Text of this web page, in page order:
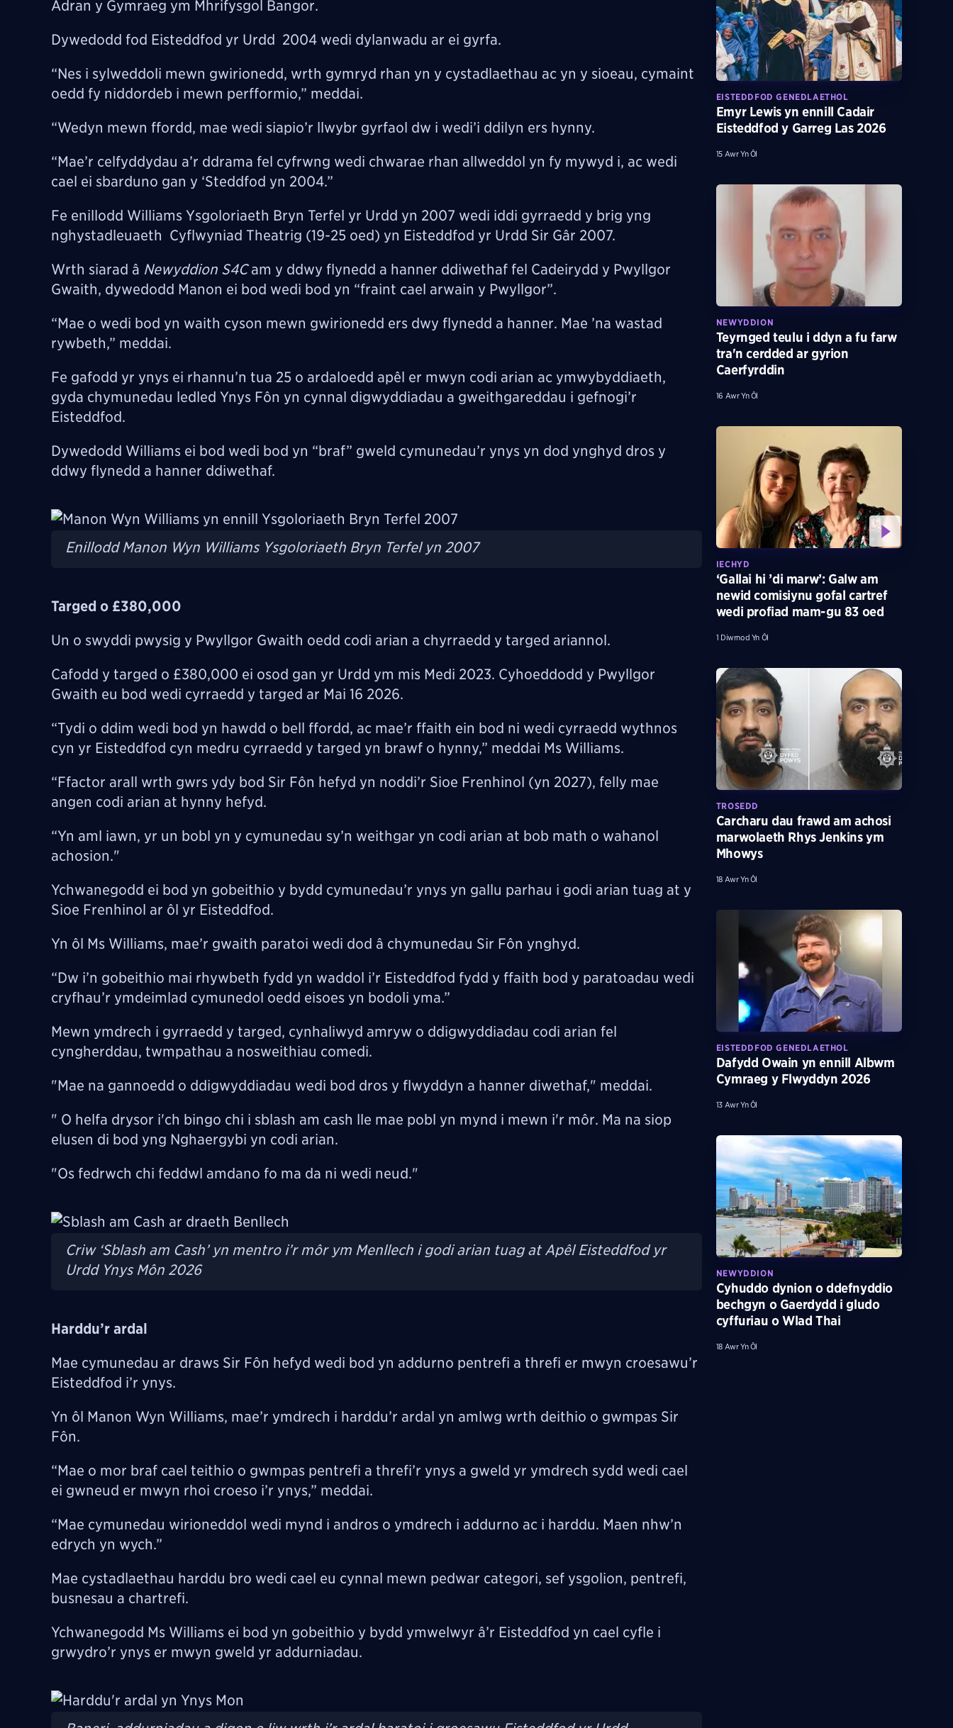
Adran y Gymraeg ym Mhrifysgol Bangor.
Dywedodd fod Eisteddfod yr Urdd 2004 wedi dylanwadu ar ei gyrfa.
“Nes i sylweddoli mewn gwirionedd, wrth gymryd rhan yn y cystadlaethau ac yn y sioeau, cymaint
oedd fy niddordeb i mewn perfformio,” meddai.
“Wedyn mewn ffordd, mae wedi siapio’r llwybr gyrfaol dw i wedi’i ddilyn ers hynny.
“Mae’r celfyddydau a’r ddrama fel cyfrwng wedi chwarae rhan allweddol yn fy mywyd i, ac wedi
cael ei sbarduno gan y ‘Steddfod yn 2004.”
Fe enillodd Williams Ysgoloriaeth Bryn Terfel yr Urdd yn 2007 wedi iddi gyrraedd y brig yng
nghystadleuaeth Cyflwyniad Theatrig (19-25 oed) yn Eisteddfod yr Urdd Sir Gâr 2007.
Wrth siarad â Newyddion S4Cam y ddwy flynedd a hanner ddiwethaf fel Cadeirydd y Pwyllgor
Gwaith, dywedodd Manon ei bod wedi bod yn “fraint cael arwain y Pwyllgor”.
“Mae o wedi bod yn waith cyson mewn gwirionedd ers dwy flynedd a hanner. Mae ’na wastad
rywbeth,” meddai.
Fe gafodd yr ynys ei rhannu’n tua 25 o ardaloedd apêl er mwyn codi arian ac ymwybyddiaeth,
gyda chymunedau ledled Ynys Fôn yn cynnal digwyddiadau a gweithgareddau i gefnogi’r
Eisteddfod.
Dywedodd Williams ei bod wedi bod yn “braf” gweld cymunedau’r ynys yn dod ynghyd dros y
ddwy flynedd a hanner ddiwethaf.
Image
Enillodd Manon Wyn Williams Ysgoloriaeth Bryn Terfel yn 2007
Targed o £380,000
Un o swyddi pwysig y Pwyllgor Gwaith oedd codi arian a chyrraedd y targed ariannol.
Cafodd y targed o £380,000 ei osod gan yr Urdd ym mis Medi 2023. Cyhoeddodd y Pwyllgor
Gwaith eu bod wedi cyrraedd y targed ar Mai 16 2026.
“Tydi o ddim wedi bod yn hawdd o bell ffordd, ac mae’r ffaith ein bod ni wedi cyrraedd wythnos
cyn yr Eisteddfod cyn medru cyrraedd y targed yn brawf o hynny,” meddai Ms Williams.
“Ffactor arall wrth gwrs ydy bod Sir Fôn hefyd yn noddi’r Sioe Frenhinol (yn 2027), felly mae
angen codi arian at hynny hefyd.
“Yn aml iawn, yr un bobl yn y cymunedau sy’n weithgar yn codi arian at bob math o wahanol
achosion."
Ychwanegodd ei bod yn gobeithio y bydd cymunedau’r ynys yn gallu parhau i godi arian tuag at y
Sioe Frenhinol ar ôl yr Eisteddfod.
Yn ôl Ms Williams, mae’r gwaith paratoi wedi dod â chymunedau Sir Fôn ynghyd.
“Dw i’n gobeithio mai rhywbeth fydd yn waddol i’r Eisteddfod fydd y ffaith bod y paratoadau wedi
cryfhau’r ymdeimlad cymunedol oedd eisoes yn bodoli yma.”
Mewn ymdrech i gyrraedd y targed, cynhaliwyd amryw o ddigwyddiadau codi arian fel
cyngherddau, twmpathau a nosweithiau comedi.
"Mae na gannoedd o ddigwyddiadau wedi bod dros y flwyddyn a hanner diwethaf," meddai.
" O helfa drysor i'ch bingo chi i sblash am cash lle mae pobl yn mynd i mewn i'r môr. Ma na siop
elusen di bod yng Nghaergybi yn codi arian.
"Os fedrwch chi feddwl amdano fo ma da ni wedi neud."
Image
Criw ‘Sblash am Cash’ yn mentro i’r môr ym Menllech i godi arian tuag at Apêl Eisteddfod yr
Urdd Ynys Môn 2026
Harddu’r ardal
Mae cymunedau ar draws Sir Fôn hefyd wedi bod yn addurno pentrefi a threfi er mwyn croesawu’r
Eisteddfod i’r ynys.
Yn ôl Manon Wyn Williams, mae’r ymdrech i harddu’r ardal yn amlwg wrth deithio o gwmpas Sir
Fôn.
“Mae o mor braf cael teithio o gwmpas pentrefi a threfi’r ynys a gweld yr ymdrech sydd wedi cael
ei gwneud er mwyn rhoi croeso i’r ynys,” meddai.
“Mae cymunedau wirioneddol wedi mynd i andros o ymdrech i addurno ac i harddu. Maen nhw’n
edrych yn wych.”
Mae cystadlaethau harddu bro wedi cael eu cynnal mewn pedwar categori, sef ysgolion, pentrefi,
busnesau a chartrefi.
Ychwanegodd Ms Williams ei bod yn gobeithio y bydd ymwelwyr â’r Eisteddfod yn cael cyfle i
grwydro’r ynys er mwyn gweld yr addurniadau.
Image
EISTEDDFOD GENEDLAETHOL
Emyr Lewis yn ennill Cadair
Eisteddfod y Garreg Las 2026
15 Awr Yn Ôl
NEWYDDION
Teyrnged teulu i ddyn a fu farw
tra'n cerdded ar gyrion
Caerfyrddin
16 Awr Yn Ôl
IECHYD
‘Gallai hi ’di marw’: Galw am
newid comisiynu gofal cartref
wedi profiad mam-gu 83 oed
1 Diwrnod Yn Ôl
TROSEDD
Carcharu dau frawd am achosi
marwolaeth Rhys Jenkins ym
Mhowys
18 Awr Yn Ôl
EISTEDDFOD GENEDLAETHOL
Dafydd Owain yn ennill Albwm
Cymraeg y Flwyddyn 2026
13 Awr Yn Ôl
NEWYDDION
Cyhuddo dynion o ddefnyddio
bechgyn o Gaerdydd i gludo
cyffuriau o Wlad Thai
18 Awr Yn Ôl